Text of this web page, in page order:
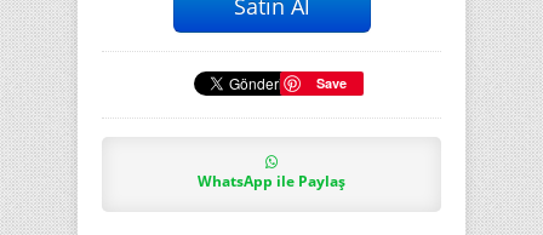
Save
WhatsApp ile Paylaş